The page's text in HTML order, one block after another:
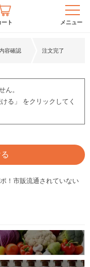
ート メニュー
容確認 注文完了
ん。
る」 をクリックしてく
！市販流通されていない